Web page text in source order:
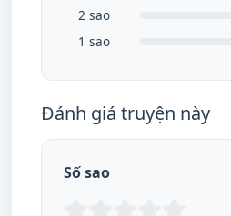
2 sao
1 sao
Đánh giá truyện này
Số sao